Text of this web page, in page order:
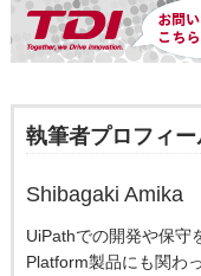
執筆者プロフィー
Shibagaki Amika
UiPathでの開発や保守
Platform製品にも関わ